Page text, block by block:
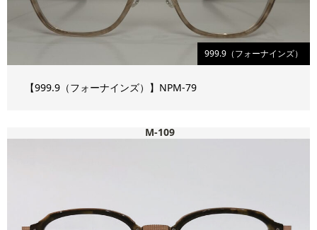
999.9（フォーナインズ）
【999.9（フォーナインズ）】NPM-79
M-109